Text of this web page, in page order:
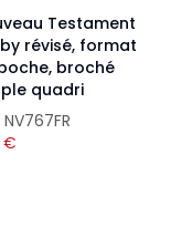
Testament
révisé, format
broché
quadri
NV767FR
€